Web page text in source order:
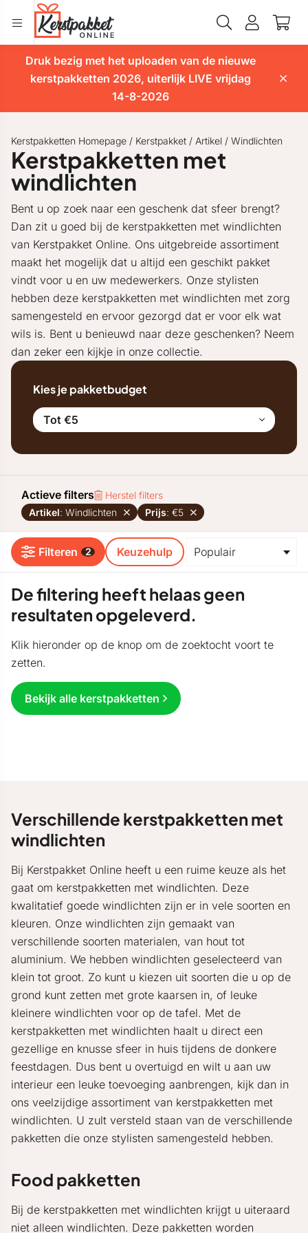
Druk bezig met het uploaden van de nieuwe
kerstpakketten 2026, uiterlijk LIVE vrijdag
14-8-2026
Kerstpakketten Homepage / Kerstpakket / Artikel / Windlichten
Kerstpakketten met
windlichten
Bent u op zoek naar een geschenk dat sfeer brengt?
Dan zit u goed bij de kerstpakketten met windlichten
van Kerstpakket Online. Ons uitgebreide assortiment
maakt het mogelijk dat u altijd een geschikt pakket
vindt voor u en uw medewerkers. Onze stylisten
hebben deze kerstpakketten met windlichten met zorg
samengesteld en ervoor gezorgd dat er voor elk wat
wils is. Bent u benieuwd naar deze geschenken? Neem
dan zeker een kijkje in onze collectie.
Kies je pakketbudget
Tot €5
Actieve filters
Herstel filters
Artikel: Windlichten Prijs: €5
Filteren 2 Keuzehulp
De filtering heeft helaas geen
resultaten opgeleverd.
Klik hieronder op de knop om de zoektocht voort te
zetten.
Bekijk alle kerstpakketten
Verschillende kerstpakketten met
windlichten
Bij Kerstpakket Online heeft u een ruime keuze als het
gaat om kerstpakketten met windlichten. Deze
kwalitatief goede windlichten zijn er in vele soorten en
kleuren. Onze windlichten zijn gemaakt van
verschillende soorten materialen, van hout tot
aluminium. We hebben windlichten geselecteerd van
klein tot groot. Zo kunt u kiezen uit soorten die u op de
grond kunt zetten met grote kaarsen in, of leuke
kleinere windlichten voor op de tafel. Met de
kerstpakketten met windlichten haalt u direct een
gezellige en knusse sfeer in huis tijdens de donkere
feestdagen. Dus bent u overtuigd en wilt u aan uw
interieur een leuke toevoeging aanbrengen, kijk dan in
ons veelzijdige assortiment van kerstpakketten met
windlichten. U zult versteld staan van de verschillende
pakketten die onze stylisten samengesteld hebben.
Food pakketten
Bij de kerstpakketten met windlichten krijgt u uiteraard
niet alleen windlichten. Deze pakketten worden